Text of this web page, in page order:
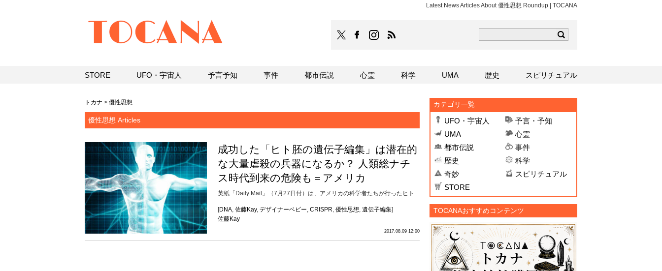
Latest News Articles About 優性思想 Roundup | TOCANA
TOCANAのFacebookはこちら
TOCANAのinstagramはこちら
トカナ > 優性思想
優性思想 Articles
成功した「ヒト胚の遺伝子編集」は潜在的
な大量虐殺の兵器になるか？ 人類総ナチ
ス時代到来の危険も＝アメリカ
英紙「Daily Mail」（7月27日付）は、アメリカの科学者たちが行ったヒト...
[DNA, 佐藤Kay, デザイナーベビー, CRISPR, 優性思想, 遺伝子編集]
2017.08.09 12:00
佐藤Kay
カテゴリ一覧
UFO・宇宙人
予言・予知
UMA
心霊
都市伝説
事件
歴史
科学
奇妙
スピリチュアル
STORE
TOCANAおすすめコンテンツ
STORE UFO・宇宙人 予言予知 事件 都市伝説 心霊 科学 UMA 歴史 スピリチュアル